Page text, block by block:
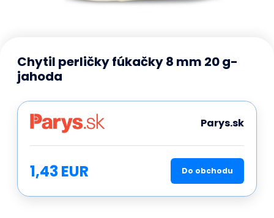
Chytil perličky fúkačky 8 mm 20 g-
jahoda
Parys.sk
1,43 EUR Do obchodu